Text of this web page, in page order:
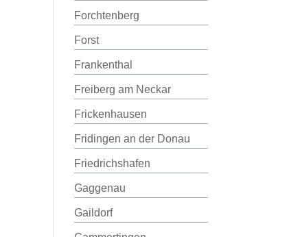
Forchtenberg
Forst
Frankenthal
Freiberg am Neckar
Frickenhausen
Fridingen an der Donau
Friedrichshafen
Gaggenau
Gaildorf